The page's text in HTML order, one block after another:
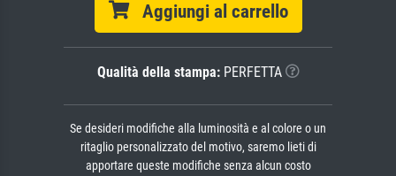
Aggiungi al carrello
Qualità della stampa:PERFETTA
Se desideri modifiche alla luminosità e al colore o un
ritaglio personalizzato del motivo, saremo lieti di
apportare queste modifiche senza alcun costo